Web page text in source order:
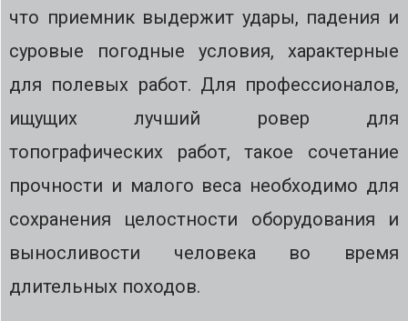
что приемник выдержит удары, падения и
суровые погодные условия, характерные
для полевых работ. Для профессионалов,
ищущих лучший ровер для
топографических работ, такое сочетание
прочности и малого веса необходимо для
сохранения целостности оборудования и
выносливости человека во время
длительных походов.